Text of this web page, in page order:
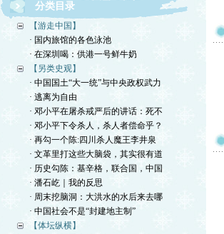
分类目录
【游走中国】
· 国内旅馆的各色泳池
· 在深圳喝：供港一号鲜牛奶
【另类史观】
· 中国国土“大一统”与中央政权武力
· 逃离为自由
· 邓小平在屠杀戒严后的讲话：死不
· 邓小平下令杀人，杀人者偿命乎？
· 再勾一个陈:四川杀人魔王李井泉
· 文革里打这些大脑袋，其实很有道
· 历史勾陈：基辛格，联合国，中国
· 潘石屹｜我的反思
· 周末挖脑洞：大洪水的水后来去哪
· 中国社会不是“封建地主制”
【体坛纵横】